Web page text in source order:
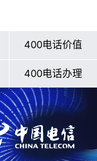
400电话价值
400电话办理